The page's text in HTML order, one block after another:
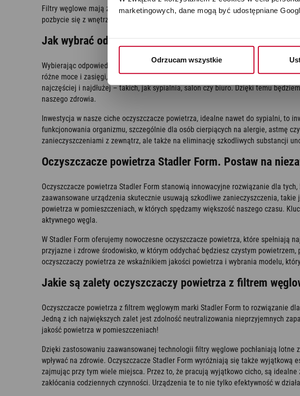
marketingowych, dane mogą być udostępniane
Odrzucam wszystkie
Filtry węglowe mają zdolność do absorpcji różnorodnych związków
pozbycie się z wnętrza mieszkania drażniącego zapachu dymu papierosowego,
Jak wybrać odpowiedni oczyszczacz powietrza?
Wybierając odpowiedni oczyszczacz powietrza, warto zwrócić uwagę na jego
różne moce i zasięgi, dzięki czemu można odpowiednio dopasować je do
najczęściej i najdłużej – takich, jak sypialnia, salon czy biuro. Dzięki temu
naszego zdrowia.
Inwestycja w nasze ciche oczyszczacze powietrza, idealne nawet do sypialni, to
funkcjonowania organizmu, szczególnie dla osób cierpiących na alergie, astmę
zanieczyszczeniami z zewnątrz, ale także na eliminację szkodliwych substancji
Oczyszczacze powietrza Stadler Form. Postaw na
Oczyszczacze powietrza Stadler Form stanowią innowacyjne rozwiązanie dla
zaawansowane urządzenia skutecznie usuwają szkodliwe zanieczyszczenia,
powietrza w pomieszczeniach, w których spędzamy większość naszego czasu.
aktywnego węgla.
W Stadler Form oferujemy nowoczesne oczyszczacze powietrza, które spełniają
przyjazne i zdrowe środowisko, w którym oddychać będziesz czystym
oczyszczaczy powietrza ze wskaźnikiem jakości powietrza i wybrania modelu,
Jakie są zalety oczyszczaczy powietrza z filtrem
Oczyszczacze powietrza z filtrem węglowym marki Stadler Form to rozwiązanie
Jedną z ich największych zalet jest zdolność neutralizowania nieprzyjemnych
jakość powietrza w pomieszczeniach!
Dzięki zastosowaniu zaawansowanej technologii filtry węglowe pochłaniają
wpływać na zdrowie. Oczyszczacze Stadler Form wyróżniają się także
zajmując przy tym wiele miejsca. Przez to, że pracują wyjątkowo cicho, są
zakłócania codziennych czynności. Urządzenia te to nie tylko efektywność w